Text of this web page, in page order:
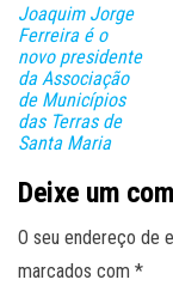
Joaquim Jorge
Ferreira é o
novo presidente
da Associação
de Municípios
das Terras de
Santa Maria
Deixe um
O seu endereço de
marcados com *